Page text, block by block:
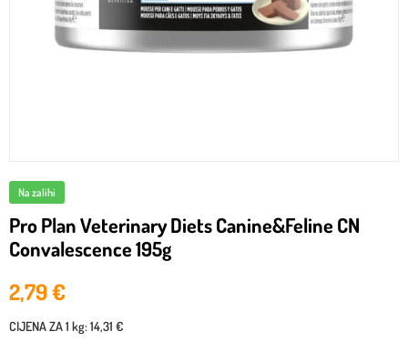
Na zalihi
Pro Plan Veterinary Diets Canine&Feline CN
Convalescence 195g
2,79€
CIJENA ZA1 kg:14,31 €